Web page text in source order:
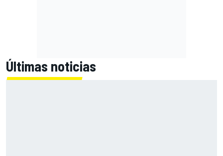
Últimas noticias